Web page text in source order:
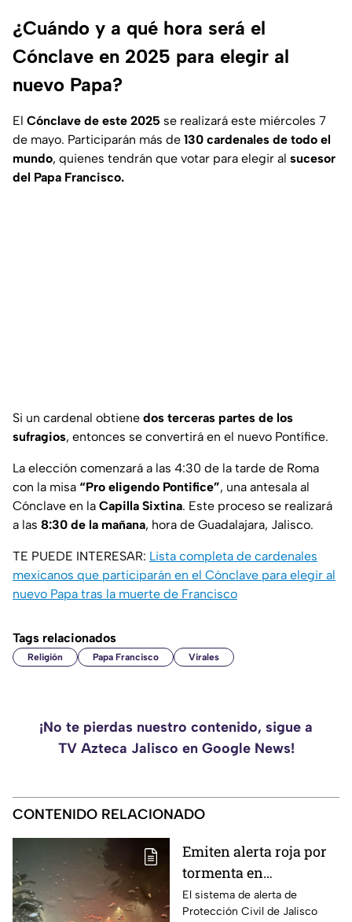
¿Cuándo y a qué hora será el
Cónclave en 2025 para elegir al
nuevo Papa?
El Cónclave de este 2025 se realizará este miércoles 7
de mayo. Participarán más de 130 cardenales de todo el
mundo, quienes tendrán que votar para elegir al sucesor
del Papa Francisco.
Si un cardenal obtiene dos terceras partes de los
sufragios, entonces se convertirá en el nuevo Pontífice.
La elección comenzará a las 4:30 de la tarde de Roma
con la misa “Pro eligendo Pontifice”, una antesala al
Cónclave en la Capilla Sixtina. Este proceso se realizará
a las 8:30 de la mañana, hora de Guadalajara, Jalisco.
TE PUEDE INTERESAR: Lista completa de cardenales
mexicanos que participarán en el Cónclave para elegir al
nuevo Papa tras la muerte de Francisco
Tags relacionados
Religión Papa Francisco Virales
¡No te pierdas nuestro contenido, sigue a
TV Azteca Jalisco en Google News!
CONTENIDO RELACIONADO
Emiten alerta roja por
tormenta en
Guadalajara; advierten
de caída de árboles e
El sistema de alerta de
Protección Civil de Jalisco